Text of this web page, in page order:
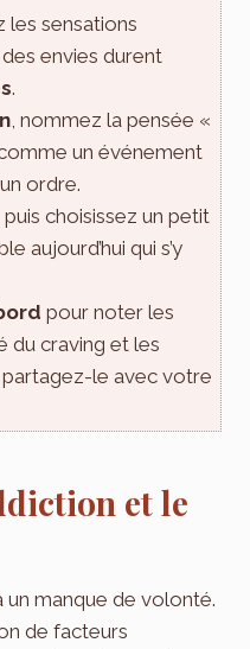
les sensations
envies durent
.
, nommez la pensée «
un événement
ordre.
, puis choisissez un petit
aujourd’hui qui s’y
pour noter les
du craving et les
le avec votre
et le
un manque de volonté.
de facteurs